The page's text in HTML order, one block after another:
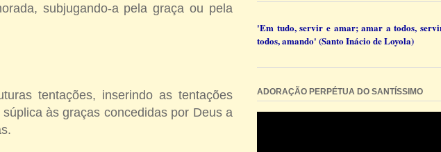
subjugando-a pela graça ou pela
tentações, inserindo as tentações
às graças concedidas por Deus a
'Em tudo, servir e amar; amar a todos,
todos, amando' (Santo Inácio de Loyola)
ADORAÇÃO PERPÉTUA DO SANTÍSSIMO